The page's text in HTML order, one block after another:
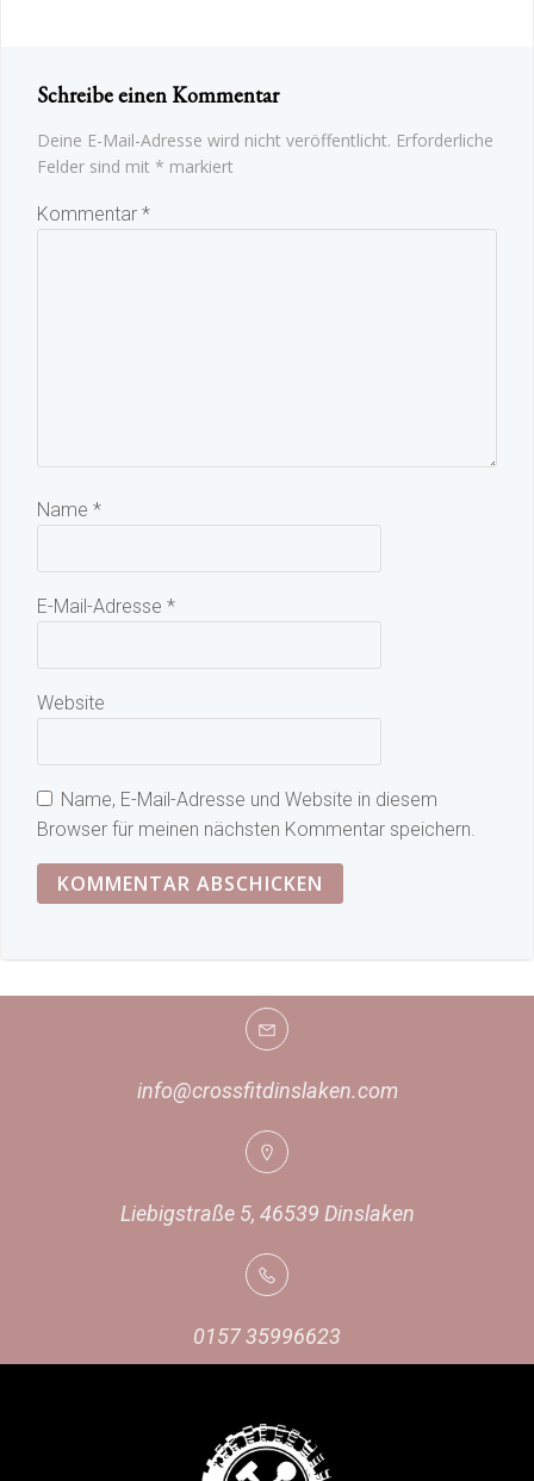
Schreibe einen Kommentar
Deine E-Mail-Adresse wird nicht veröffentlicht. Erforderliche
Felder sind mit * markiert
Kommentar *
Name *
E-Mail-Adresse *
Website
Name, E-Mail-Adresse und Website in diesem
Browser für meinen nächsten Kommentar speichern.
info@crossfitdinslaken.com
Liebigstraße 5, 46539 Dinslaken
0157 35996623